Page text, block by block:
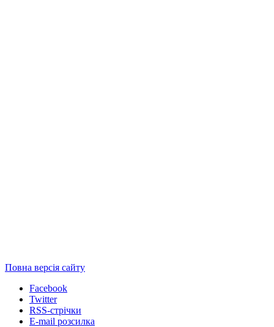
Повна версія сайту
Facebook
Twitter
RSS-стрічки
E-mail розсилка